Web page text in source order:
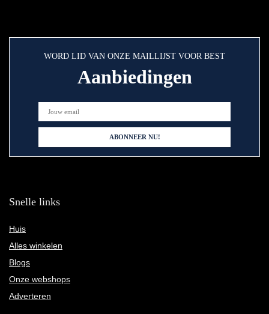
WORD LID VAN ONZE MAILLIJST VOOR BEST
Aanbiedingen
Snelle links
Huis
Alles winkelen
Blogs
Onze webshops
Adverteren